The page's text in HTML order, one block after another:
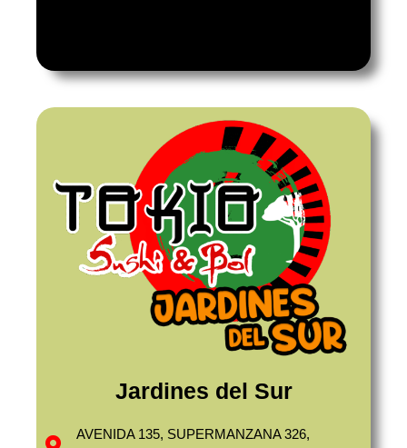
Jardines del Sur
AVENIDA 135, SUPERMANZANA 326,